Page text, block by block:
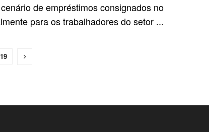
de empréstimos consignados no
para os trabalhadores do setor ...
19